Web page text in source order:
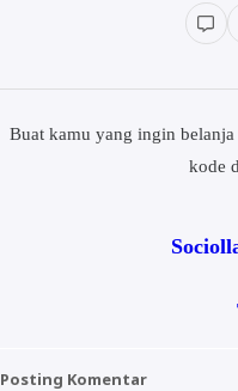
Buat kamu yang ingin
kode
Posting Komentar